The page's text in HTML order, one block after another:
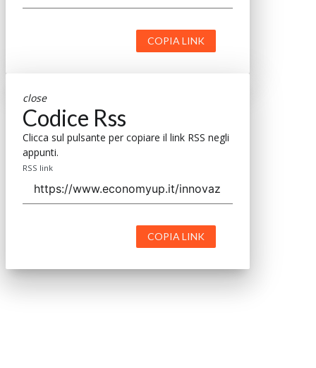
COPIA LINK
close
Codice Rss
Clicca sul pulsante per copiare il link RSS negli
appunti.
RSS link
COPIA LINK